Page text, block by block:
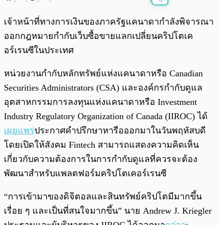
พร้อมเล่น 0:00 /
เจ้าหน้าที่ทางการเงินของภาครัฐแคนาดากำลังพิจารณา
ออกกฎหมายกำกับเว็บซื้อขายแลกเปลี่ยนคริปโตเค
อร์เรนซีในประเทศ
หน่วยงานกำกับหลักทรัพย์แห่งแคนาดาหรือ Canadian
Securities Administrators (CSA) และองค์กรกำกับดูแล
อุตสาหกรรมการลงทุนแห่งแคนาดาหรือ Investment
Industry Regulatory Organization of Canada (IIROC) ได้
เผยแพร่ประกาศคำปรึกษาหารือออกมาในวันพฤหัสบดี
โดยเปิดให้สังคม Fintech สามารถแสดงความคิดเห็น
เกี่ยวกับความต้องการในการกำกับดูแลที่ควรจะต้อง
พัฒนาสำหรับแพลตฟอร์มคริปโตเคอร์เรนซี
“การเข้ามาของดิจิตอลและสินทรัพย์คริปโตมีมากขึ้น
เรื่อย ๆ และเป็นที่สนใจมากขึ้น” นาย Andrew J. Kriegler